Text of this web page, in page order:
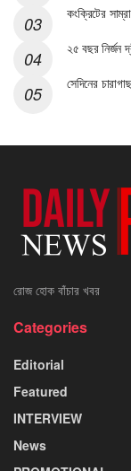
কংক্রিটের
২৫ বছর নির্জন
সেদিনের
রোজ হোক বাঁচার খবর
Categories
Editorial
Featured
INTERVIEW
News